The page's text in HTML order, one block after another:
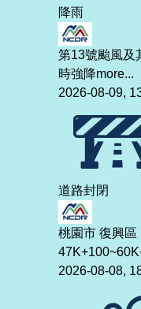
降雨
第13號颱風及
時強降more...
2026-08-09,
道路封閉
桃園市 復興區
2026-08-08,